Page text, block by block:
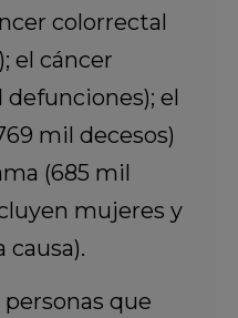
colorrectal
el cáncer
el
mil decesos)
(685 mil
mujeres y
causa).
personas que